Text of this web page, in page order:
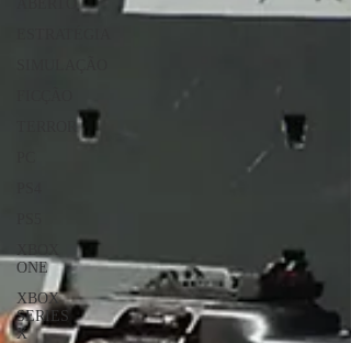
ONE
XBOX
SERIES
X